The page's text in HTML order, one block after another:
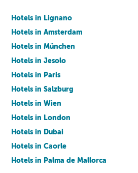
Hotels in Lignano
Hotels in Amsterdam
Hotels in München
Hotels in Jesolo
Hotels in Paris
Hotels in Salzburg
Hotels in Wien
Hotels in London
Hotels in Dubai
Hotels in Caorle
Hotels in Palma de Mallorca